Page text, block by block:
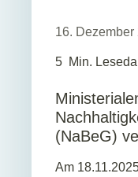
16. Dezember
5 Min.
(NaBeG)
Am